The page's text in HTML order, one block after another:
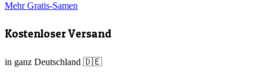
Mehr Gratis-Samen
Kostenloser Versand
in ganz Deutschland 🇩🇪